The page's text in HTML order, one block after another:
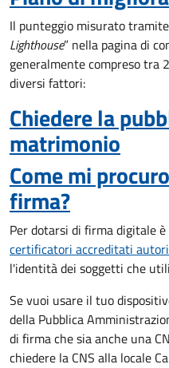
Il punteggio misurato
Lighthouse” nella pagina di
generalmente compreso tra
diversi fattori:
Chiedere la
matrimonio
Come mi
firma?
Per dotarsi di firma digitale
certificatori accreditati
l'identità dei soggetti che
Se vuoi usare il tuo
della Pubblica
di firma che sia anche una
chiedere la CNS alla locale